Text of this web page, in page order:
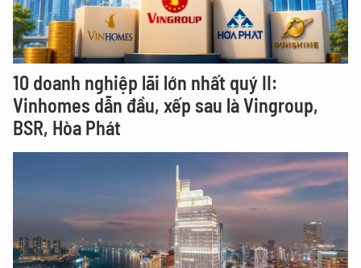
10 doanh nghiệp lãi lớn nhất quý II:
Vinhomes dẫn đầu, xếp sau là Vingroup,
BSR, Hòa Phát